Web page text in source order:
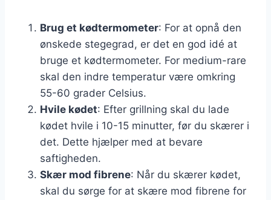
Brug et kødtermometer: For at opnå den
ønskede stegegrad, er det en god idé at
bruge et kødtermometer. For medium-rare
skal den indre temperatur være omkring
55-60 grader Celsius.
Hvile kødet: Efter grillning skal du lade
kødet hvile i 10-15 minutter, før du skærer i
det. Dette hjælper med at bevare
saftigheden.
Skær mod fibrene: Når du skærer kødet,
skal du sørge for at skære mod fibrene for